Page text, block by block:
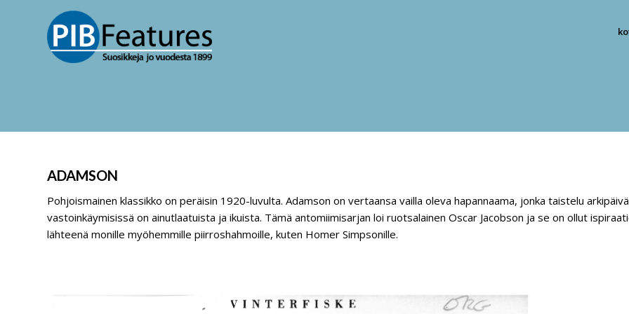
ADAMSON
Pohjoismainen klassikko on peräisin 1920-luvulta. Adamson on vertaansa vailla oleva hapannaama, jonka taistelu
vastoinkäymisissä on ainutlaatuista ja ikuista. Tämä antomiimisarjan loi ruotsalainen Oscar Jacobson ja se on ollut
lähteenä monille myöhemmille piirroshahmoille, kuten Homer Simpsonille.